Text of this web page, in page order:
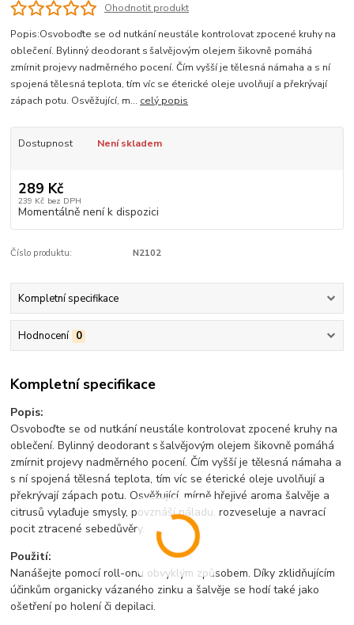
Ohodnotit produkt
Popis:Osvoboďte se od nutkání neustále kontrolovat zpocené kruhy na
oblečení. Bylinný deodorant s šalvějovým olejem šikovně pomáhá
zmírnit projevy nadměrného pocení. Čím vyšší je tělesná námaha a s ní
spojená tělesná teplota, tím víc se éterické oleje uvolňují a překrývají
zápach potu. Osvěžující, m... celý popis
Dostupnost Není skladem
289 Kč
239 Kč bez DPH
Momentálně není k dispozici
Číslo produktu: N2102
Kompletní specifikace
Hodnocení 0
Kompletní specifikace
Popis:
Osvoboďte se od nutkání neustále kontrolovat zpocené kruhy na
oblečení. Bylinný deodorant s šalvějovým olejem šikovně pomáhá
zmírnit projevy nadměrného pocení. Čím vyšší je tělesná námaha a
s ní spojená tělesná teplota, tím víc se éterické oleje uvolňují a
překrývají zápach potu. Osvěžující, mírně hřejivé aroma šalvěje a
citrusů vylaďuje smysly, povznáší náladu, rozveseluje a navrací
pocit ztracené sebedůvěry.
Použití:
Nanášejte pomocí roll-onu obvyklým způsobem. Díky zklidňujícím
účinkům organicky vázaného zinku a šalvěje se hodí také jako
ošetření po holení či depilaci.